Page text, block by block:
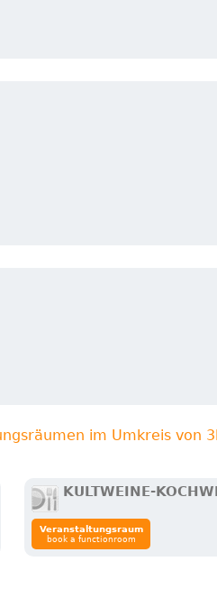
im Umkreis von
KULTWEINE-
Veranstaltungsraum
book a functionroom